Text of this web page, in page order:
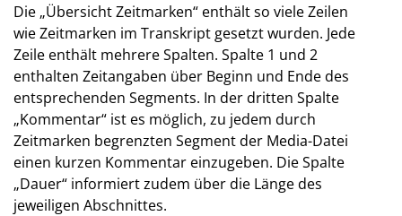
Die „Übersicht Zeitmarken“ enthält so viele Zeilen
wie Zeitmarken im Transkript gesetzt wurden. Jede
Zeile enthält mehrere Spalten. Spalte 1 und 2
enthalten Zeitangaben über Beginn und Ende des
entsprechenden Segments. In der dritten Spalte
„Kommentar“ ist es möglich, zu jedem durch
Zeitmarken begrenzten Segment der Media-Datei
einen kurzen Kommentar einzugeben. Die Spalte
„Dauer“ informiert zudem über die Länge des
jeweiligen Abschnittes.